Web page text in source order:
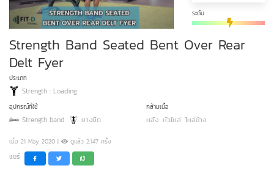
ระดับ
Strength Band Seated Bent Over Rear
Delt Fyer
ประเภท
Strength : Loading
อุปกรณ์ที่ใช้
Strength band ยางยืด
กล้ามเนื้อ
หลัง หัวไหล่ ไหล่ข้าง
เมื่อ 21 May 2020 | ดูแล้ว 2,147 ครั้ง
แชร์